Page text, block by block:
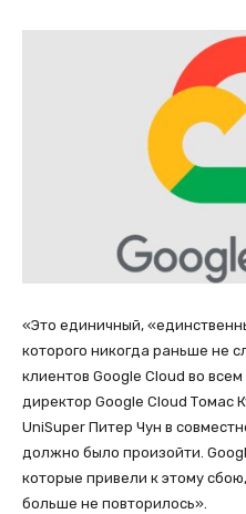
«Это единичный,
которого никогда раньше не
клиентов Google Cloud во
директор Google Cloud Томас
UniSuper Питер Чун в
должно было произойти.
которые привели к этому
больше не повторилось».